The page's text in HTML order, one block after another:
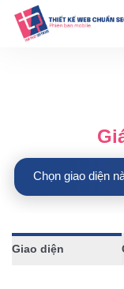
Chọn giao diện
Giao diện